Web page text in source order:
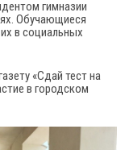
гимназии
Обучающиеся
в социальных
«Сдай тест на
в городском